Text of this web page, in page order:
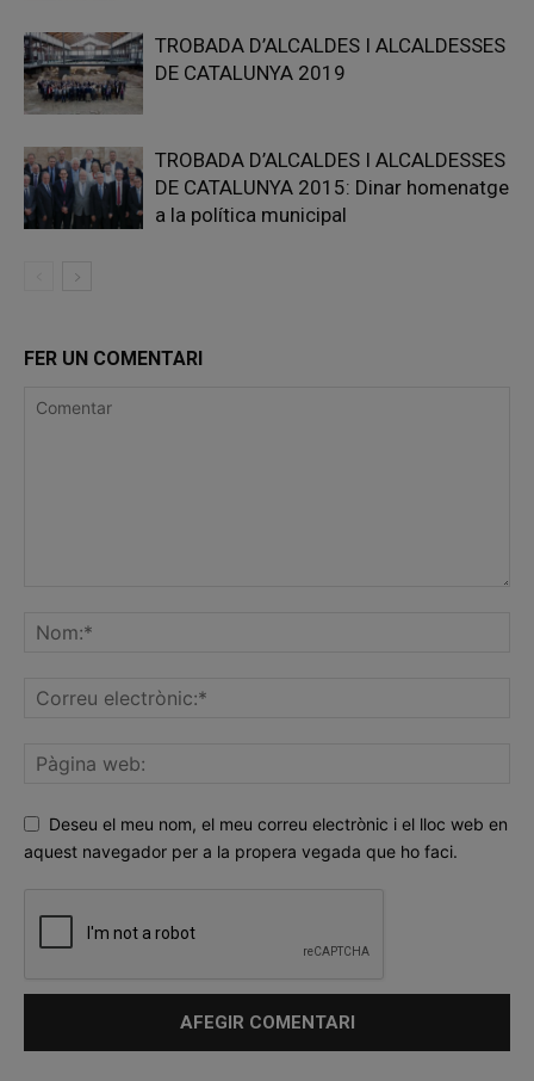
TROBADA D’ALCALDES I ALCALDESSES
DE CATALUNYA 2019
TROBADA D’ALCALDES I ALCALDESSES
DE CATALUNYA 2015: Dinar homenatge
a la política municipal
FER UN COMENTARI
Deseu el meu nom, el meu correu electrònic i el lloc web en
aquest navegador per a la propera vegada que ho faci.